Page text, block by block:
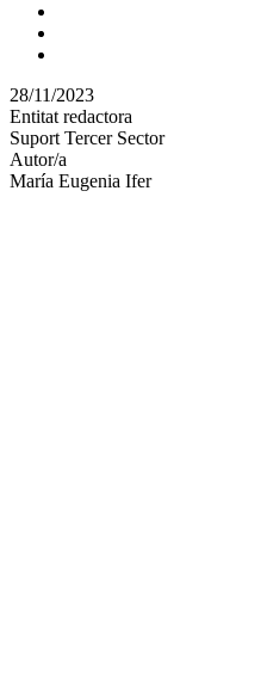
Comparteix
altres
xarxes
socials
28/11/2023
Entitat redactora
Suport Tercer Sector
Autor/a
María Eugenia Ifer